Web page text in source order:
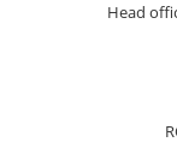
Head